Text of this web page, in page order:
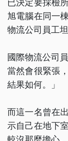
已決定要採檢
旭電腦在同一
物流公司員工
國際物流公司
當然會很緊張
結果如何。」
而這一名曾在
示自己在地下